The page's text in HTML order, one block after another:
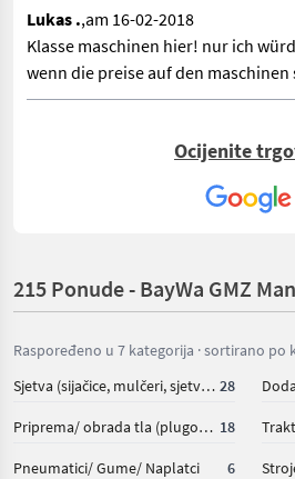
Lukas .,am 16-02-2018
Klasse maschinen hier! nur ich
wenn die preise auf den maschinen
Ocijenite
215 Ponude - BayWa GMZ
Raspoređeno u 7 kategorija · sortirano po
Sjetva (sijačice, mulčeri, sjetvospremači i dr) 28
Priprema/ obrada tla (plugovi, kultivatori, tanjurače i dr.) 18
Pneumatici/ Gume/ Naplatci 6